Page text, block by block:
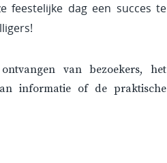
feestelijke dag een succes te
van bezoekers, het
informatie of de praktische